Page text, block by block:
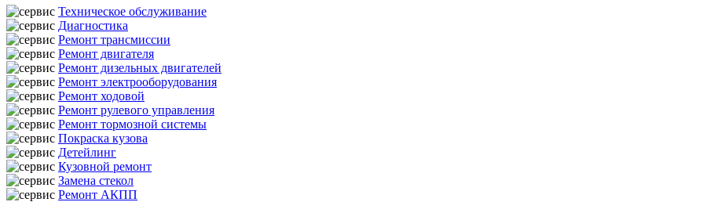
Техническое обслуживание
Диагностика
Ремонт трансмиссии
Ремонт двигателя
Ремонт дизельных двигателей
Ремонт электрооборудования
Ремонт ходовой
Ремонт рулевого управления
Ремонт тормозной системы
Покраска кузова
Детейлинг
Кузовной ремонт
Замена стекол
Ремонт АКПП